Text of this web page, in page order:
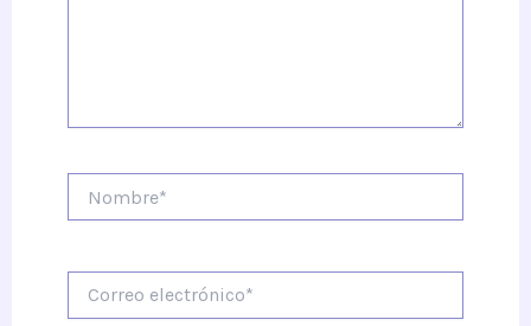
electrónico*